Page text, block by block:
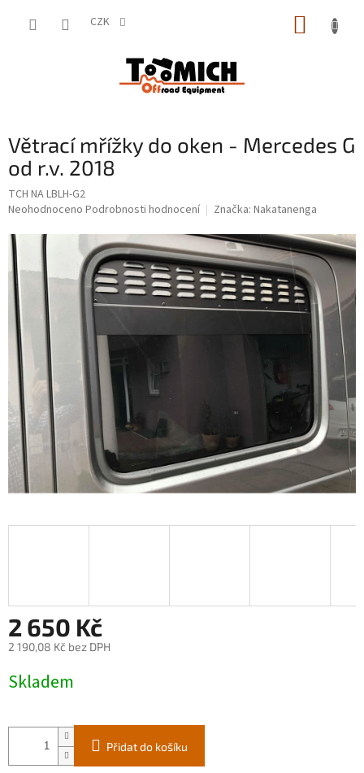
CZK
Větrací mřížky do oken - Mercedes G
od r.v. 2018
TCH NA LBLH-G2
Průměrné
produktu
je
0,0
hvězdiček.
Neohodnoceno Podrobnosti hodnocení Značka: Nakatanenga
2 650 Kč
2 190,08 Kč bez DPH
cena:
Skladem
Přidat do košíku